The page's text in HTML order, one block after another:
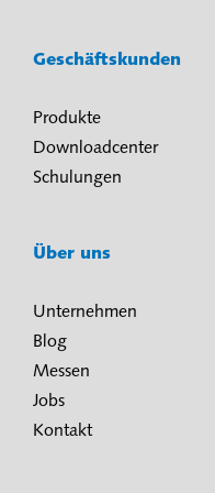
Geschäftskunden
Produkte
Downloadcenter
Schulungen
Über uns
Unternehmen
Blog
Messen
Jobs
Kontakt